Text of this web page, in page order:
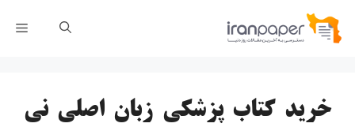
پرش
خرید کتاب پزشکی زبان اصلی نی